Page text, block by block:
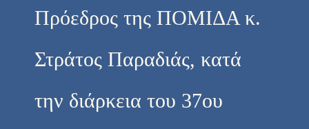
Πρόεδρος της ΠΟΜΙΔΑ κ.
Στράτος Παραδιάς, κατά
την διάρκεια του 37ου